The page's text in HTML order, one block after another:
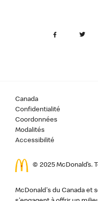
Canada
Confidentialité
Coordonnées
Modalités
Accessibilité
© 2025 McDonald’s.
McDonald's du Canada et